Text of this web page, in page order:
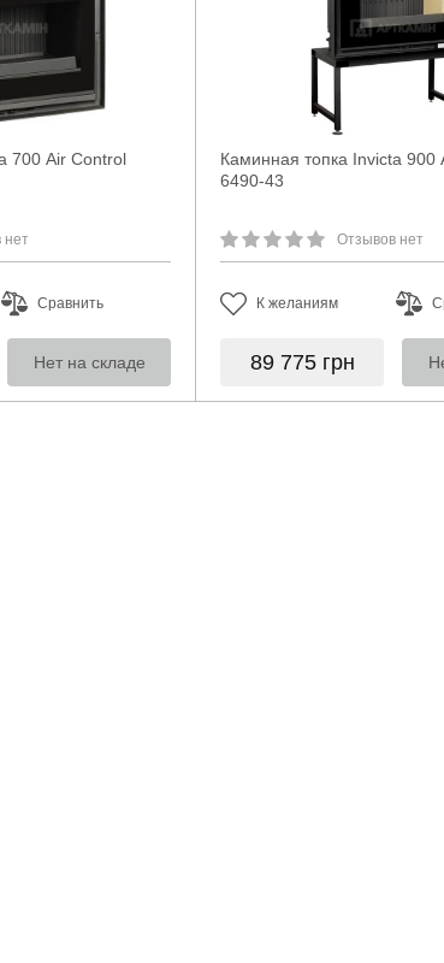
700 Air Control
нет
Сравнить
Нет на складе
Каминная топка Invicta 900
6490-43
Отзывов нет
К желаниям
89 775 грн